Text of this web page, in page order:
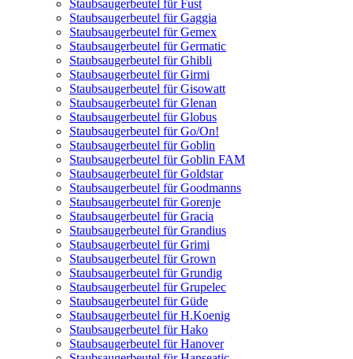
Staubsaugerbeutel für Fust
Staubsaugerbeutel für Gaggia
Staubsaugerbeutel für Gemex
Staubsaugerbeutel für Germatic
Staubsaugerbeutel für Ghibli
Staubsaugerbeutel für Girmi
Staubsaugerbeutel für Gisowatt
Staubsaugerbeutel für Glenan
Staubsaugerbeutel für Globus
Staubsaugerbeutel für Go/On!
Staubsaugerbeutel für Goblin
Staubsaugerbeutel für Goblin FAM
Staubsaugerbeutel für Goldstar
Staubsaugerbeutel für Goodmanns
Staubsaugerbeutel für Gorenje
Staubsaugerbeutel für Gracia
Staubsaugerbeutel für Grandius
Staubsaugerbeutel für Grimi
Staubsaugerbeutel für Grown
Staubsaugerbeutel für Grundig
Staubsaugerbeutel für Grupelec
Staubsaugerbeutel für Güde
Staubsaugerbeutel für H.Koenig
Staubsaugerbeutel für Hako
Staubsaugerbeutel für Hanover